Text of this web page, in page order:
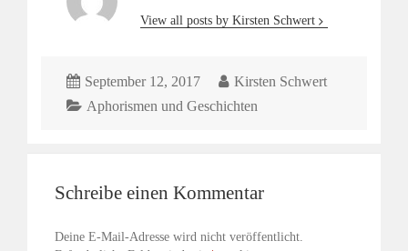
View all posts by Kirsten Schwert
September 12, 2017
Kirsten Schwert
Aphorismen und Geschichten
Schreibe einen Kommentar
Deine E-Mail-Adresse wird nicht veröffentlicht.